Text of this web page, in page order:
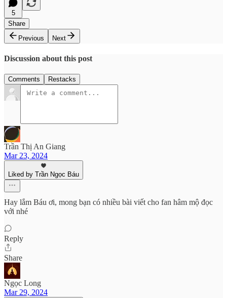
5
Share
Previous
Next
Discussion about this post
Comments Restacks
Trần Thị An Giang
Mar 23, 2024
Liked by Trần Ngọc Báu
Hay lắm Báu ơi, mong bạn có nhiều bài viết cho fan hâm mộ đọc
với nhé
Reply
Share
Ngọc Long
Mar 29, 2024